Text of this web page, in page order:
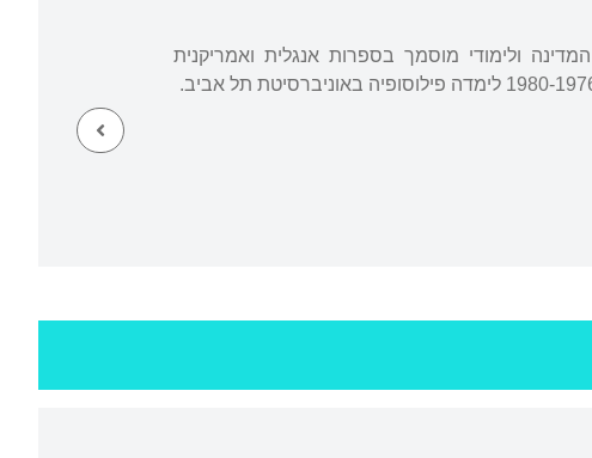
ולימודי מוסמך בספרות אנגלית ואמריקנית